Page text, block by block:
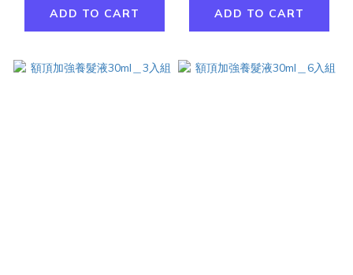
ADD TO CART ADD TO CART